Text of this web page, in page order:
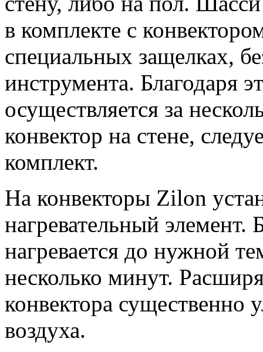
в комплекте с
специальных защелках,
инструмента. Благодаря
осуществляется за
конвектор на стене,
комплект.
На конвекторы Zilon
нагревательный
нагревается до нужной
несколько минут.
конвектора существенно
воздуха.